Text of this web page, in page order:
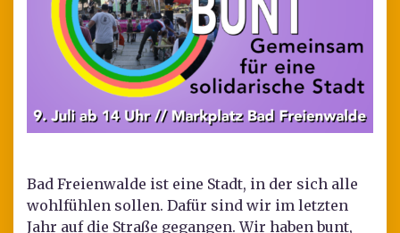
Bad Freienwalde ist eine Stadt, in der sich alle
wohlfühlen sollen. Dafür sind wir im letzten
Jahr auf die Straße gegangen. Wir haben bunt,